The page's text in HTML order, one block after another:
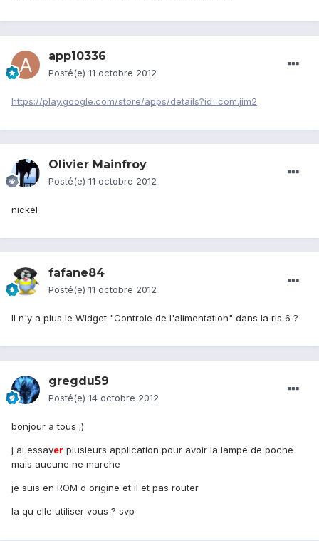
app10336
Posté(e) 11 octobre 2012
https://play.google.com/store/apps/details?id=com.jim2
Olivier Mainfroy
Posté(e) 11 octobre 2012
nickel
fafane84
Posté(e) 11 octobre 2012
Il n'y a plus le Widget "Controle de l'alimentation" dans la rls 6 ?
gregdu59
Posté(e) 14 octobre 2012
bonjour a tous ;)
j ai essayer plusieurs application pour avoir la lampe de poche
mais aucune ne marche
je suis en ROM d origine et il et pas router
la qu elle utiliser vous ? svp